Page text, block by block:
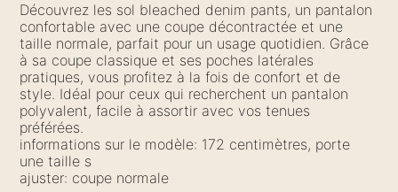
Découvrez les sol bleached denim pants, un pantalon
confortable avec une coupe décontractée et une
taille normale, parfait pour un usage quotidien. Grâce
à sa coupe classique et ses poches latérales
pratiques, vous profitez à la fois de confort et de
style. Idéal pour ceux qui recherchent un pantalon
polyvalent, facile à assortir avec vos tenues
préférées.
informations sur le modèle: 172 centimètres, porte
une taille s
ajuster: coupe normale